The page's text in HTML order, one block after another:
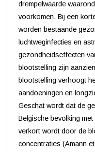
drempelwaarde
voorkomen. Bij een
worden bestaande
luchtweginfecties en
gezondheidseffecten
blootstelling zijn
blootstelling verhoogt
aandoeningen en
Geschat wordt dat de
Belgische bevolking
verkort wordt door de
concentraties (Amann